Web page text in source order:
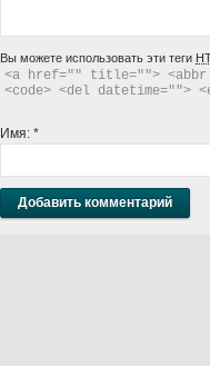
Вы можете использовать эти теги
<a href="" title=""> <abbr
<code> <del datetime="">
Имя: *